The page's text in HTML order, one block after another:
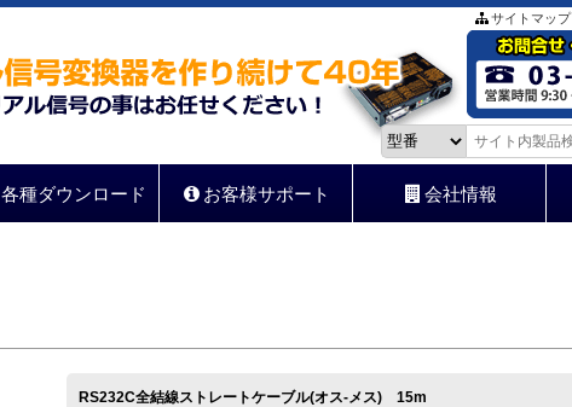
サイトマップ
各種ダウンロード お客様サポート 会社情報
RS232C全結線ストレートケーブル(オス-メス) 15m